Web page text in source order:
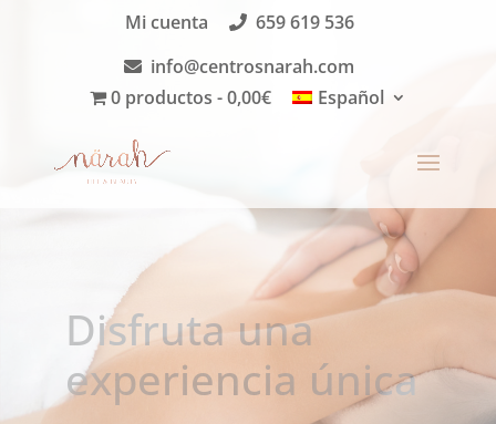
Mi cuenta
659 619 536
info@centrosnarah.com
0 productos
0,00€ Español
Tarjetas
Regalo